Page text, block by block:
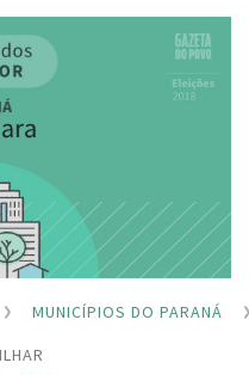
MUNICÍPIOS DO PARANÁ